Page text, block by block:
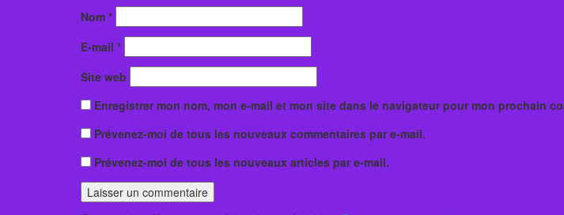
Nom *
E-mail *
Site web
Enregistrer mon nom, mon e-mail et mon site dans le navigateur pour mon prochain
Prévenez-moi de tous les nouveaux commentaires par e-mail.
Prévenez-moi de tous les nouveaux articles par e-mail.